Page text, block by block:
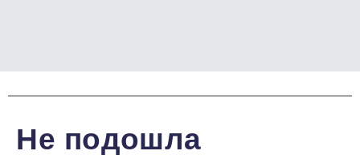
Не подошла